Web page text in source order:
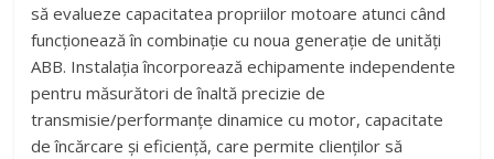
să evalueze capacitatea propriilor motoare atunci când
funcționează în combinație cu noua generație de unități
ABB. Instalația încorporează echipamente independente
pentru măsurători de înaltă precizie de
transmisie/performanțe dinamice cu motor, capacitate
de încărcare și eficiență, care permite clienților să